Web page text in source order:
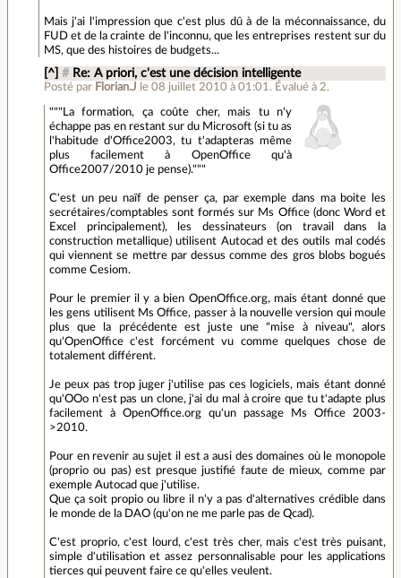
Mais j'ai l'impression que c'est plus dû à de la méconnaissance, du
FUD et de la crainte de l'inconnu, que les entreprises restent sur du
MS, que des histoires de budgets...
[^] # Re: A priori, c'est une décision intelligente
Posté par Florian.J le 08 juillet 2010 à 01:01.Évalué à 2.
"""La formation, ça coûte cher, mais tu n'y
échappe pas en restant sur du Microsoft (si tu as
l'habitude d'Office2003, tu t'adapteras même
plus facilement à OpenOffice qu'à
Office2007/2010 je pense)."""
C'est un peu naïf de penser ça, par exemple dans ma boite les
secrétaires/comptables sont formés sur Ms Office (donc Word et
Excel principalement), les dessinateurs (on travail dans la
construction metallique) utilisent Autocad et des outils mal codés
qui viennent se mettre par dessus comme des gros blobs bogués
comme Cesiom.
Pour le premier il y a bien OpenOffice.org, mais étant donné que
les gens utilisent Ms Office, passer à la nouvelle version qui moule
plus que la précédente est juste une "mise à niveau", alors
qu'OpenOffice c'est forcément vu comme quelques chose de
totalement différent.
Je peux pas trop juger j'utilise pas ces logiciels, mais étant donné
qu'OOo n'est pas un clone, j'ai du mal à croire que tu t'adapte plus
facilement à OpenOffice.org qu'un passage Ms Office 2003-
>2010.
Pour en revenir au sujet il est a ausi des domaines où le monopole
(proprio ou pas) est presque justifié faute de mieux, comme par
exemple Autocad que j'utilise.
Que ça soit propio ou libre il n'y a pas d'alternatives crédible dans
le monde de la DAO (qu'on ne me parle pas de Qcad).
C'est proprio, c'est lourd, c'est très cher, mais c'est très puisant,
simple d'utilisation et assez personnalisable pour les applications
tierces qui peuvent faire ce qu'elles veulent.